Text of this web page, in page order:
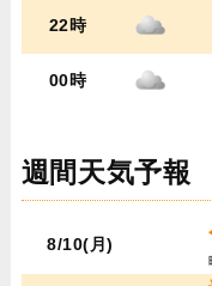
22時
00時
週間天気予報
8/10(月)